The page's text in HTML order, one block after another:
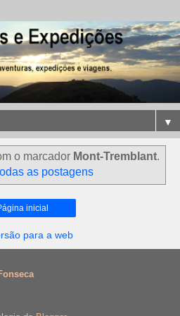
▼
o marcador Mont-Tremblant.
as postagens
inicial
para a web